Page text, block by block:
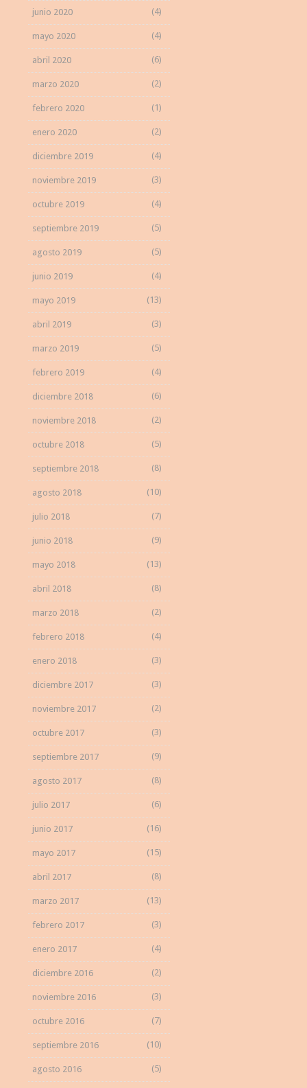
junio 2020 (4)
mayo 2020 (4)
abril 2020 (6)
marzo 2020 (2)
febrero 2020 (1)
enero 2020 (2)
diciembre 2019 (4)
noviembre 2019 (3)
octubre 2019 (4)
septiembre 2019 (5)
agosto 2019 (5)
junio 2019 (4)
mayo 2019 (13)
abril 2019 (3)
marzo 2019 (5)
febrero 2019 (4)
diciembre 2018 (6)
noviembre 2018 (2)
octubre 2018 (5)
septiembre 2018 (8)
agosto 2018 (10)
julio 2018 (7)
junio 2018 (9)
mayo 2018 (13)
abril 2018 (8)
marzo 2018 (2)
febrero 2018 (4)
enero 2018 (3)
diciembre 2017 (3)
noviembre 2017 (2)
octubre 2017 (3)
septiembre 2017 (9)
agosto 2017 (8)
julio 2017 (6)
junio 2017 (16)
mayo 2017 (15)
abril 2017 (8)
marzo 2017 (13)
febrero 2017 (3)
enero 2017 (4)
diciembre 2016 (2)
noviembre 2016 (3)
octubre 2016 (7)
septiembre 2016 (10)
agosto 2016 (5)